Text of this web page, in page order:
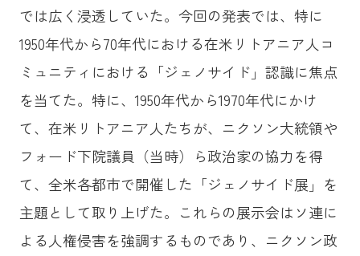
では広く浸透していた。今回の発表では、特に
1950年代から70年代における在米リトアニア人コ
ミュニティにおける「ジェノサイド」認識に焦点
を当てた。特に、1950年代から1970年代にかけ
て、在米リトアニア人たちが、ニクソン大統領や
フォード下院議員（当時）ら政治家の協力を得
て、全米各都市で開催した「ジェノサイド展」を
主題として取り上げた。これらの展示会はソ連に
よる人権侵害を強調するものであり、ニクソン政